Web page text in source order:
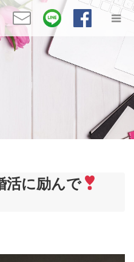
活に励んで